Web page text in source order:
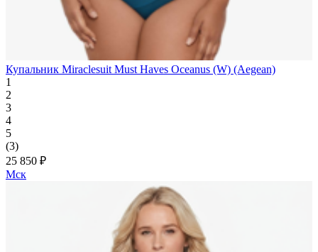
Купальник Miraclesuit Must Haves Oceanus (W) (Aegean)
1
2
3
4
5
(3)
25 850 ₽
Мск